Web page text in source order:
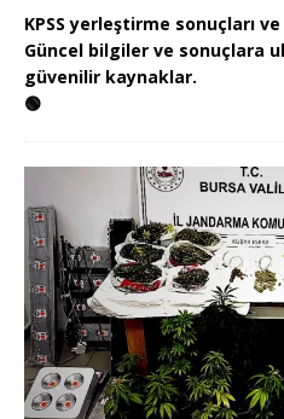
KPSS yerleştirme sonuçları
Güncel bilgiler ve sonuçlara
güvenilir kaynaklar.
🟢